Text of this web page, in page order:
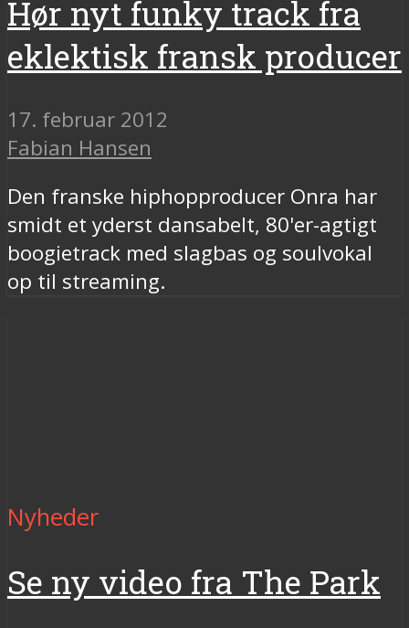
Hør nyt funky track fra
eklektisk fransk producer
17. februar 2012
Fabian Hansen
Den franske hiphopproducer Onra har
smidt et yderst dansabelt, 80'er-agtigt
boogietrack med slagbas og soulvokal
op til streaming.
Nyheder
Se ny video fra The Park